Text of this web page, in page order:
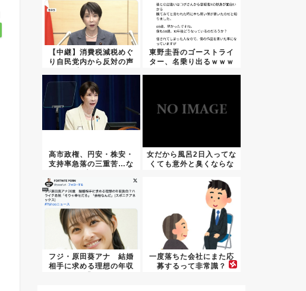
【中継】消費税減税めぐ
り自民党内から反対の声
東野圭吾のゴーストライ
ター、名乗り出るｗｗｗ
高市政権、円安・株安・
支持率急落の三重苦…な
女だから風呂2日入ってな
くても意外と臭くならな
フジ・原田葵アナ 結婚
相手に求める理想の年収
一度落ちた会社にまた応
募するって非常識？